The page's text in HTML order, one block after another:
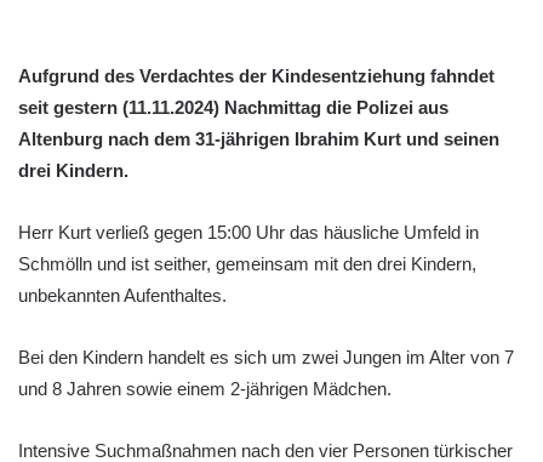
Aufgrund des Verdachtes der Kindesentziehung fahndet
seit gestern (11.11.2024) Nachmittag die Polizei aus
Altenburg nach dem 31-jährigen Ibrahim Kurt und seinen
drei Kindern.
Herr Kurt verließ gegen 15:00 Uhr das häusliche Umfeld in
Schmölln und ist seither, gemeinsam mit den drei Kindern,
unbekannten Aufenthaltes.
Bei den Kindern handelt es sich um zwei Jungen im Alter von 7
und 8 Jahren sowie einem 2-jährigen Mädchen.
Intensive Suchmaßnahmen nach den vier Personen türkischer